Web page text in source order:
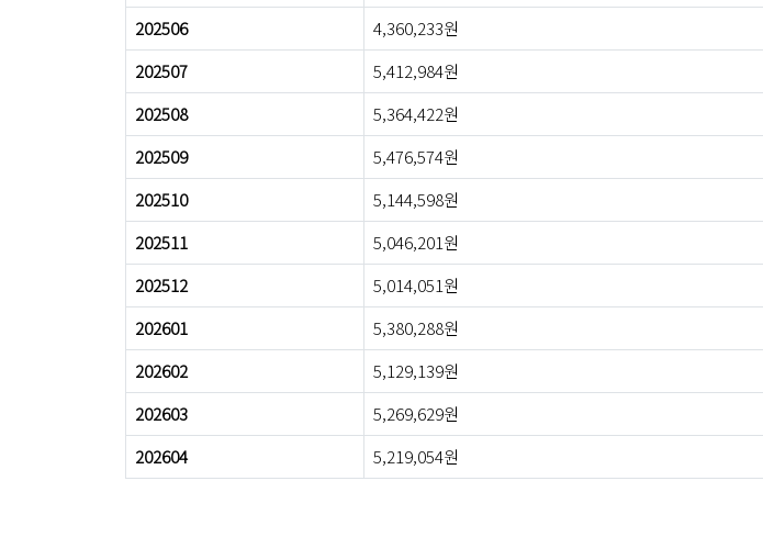
202506
4,360,233원
202507
5,412,984원
202508
5,364,422원
202509
5,476,574원
202510
5,144,598원
202511
5,046,201원
202512
5,014,051원
202601
5,380,288원
202602
5,129,139원
202603
5,269,629원
202604
5,219,054원